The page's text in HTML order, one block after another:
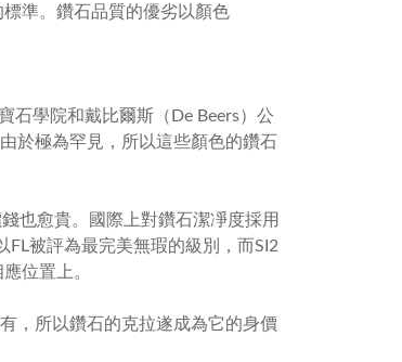
準。鑽石品質的優劣以顏色
石學院和戴比爾斯（ De Beers）公
於極為罕見，所以這些顏色的鑽石
也愈貴。國際上對鑽石潔凈度採用
FL被評為最完美無瑕的級別，而SI2
位置上。
，所以鑽石的克拉遂成為它的身價